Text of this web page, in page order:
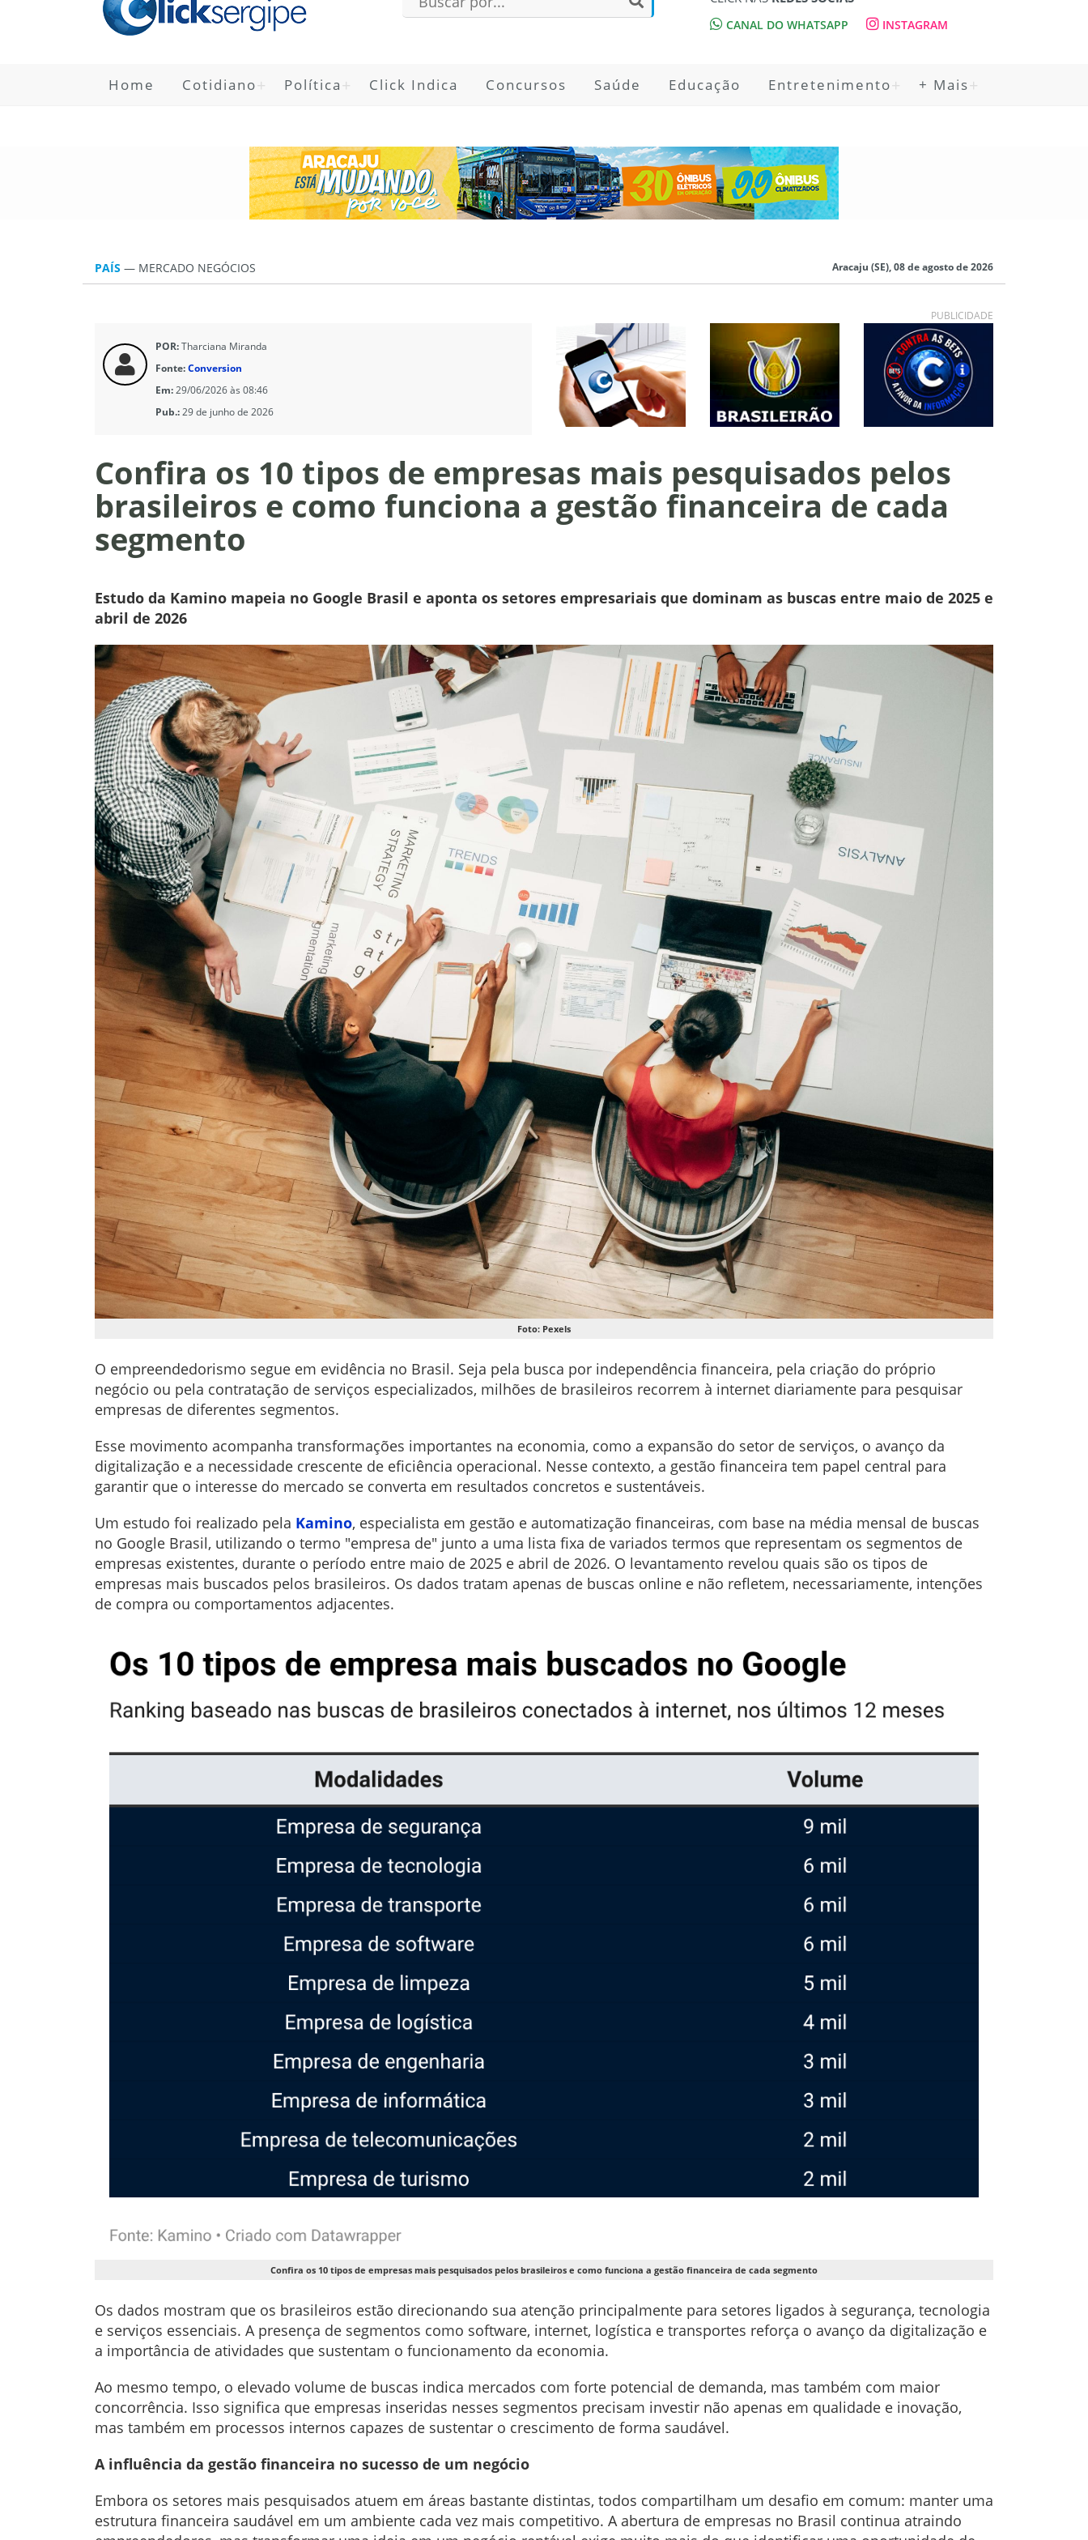
CANAL DO WHATSAPP INSTAGRAM
Home Cotidiano Política Click Indica Concursos Saúde Educação Entretenimento + Mais
PAÍS — MERCADO NEGÓCIOS Aracaju (SE), 08 de agosto de 2026
PUBLICIDADE
POR:Tharciana Miranda
Fonte:Conversion
Em:29/06/2026 às 08:46
Pub.:29 de junho de 2026
Confira os 10 tipos de empresas mais pesquisados pelos
brasileiros e como funciona a gestão financeira de cada
segmento
Estudo da Kamino mapeia no Google Brasil e aponta os setores empresariais que dominam as buscas entre maio de 2025 e
abril de 2026
Foto: Pexels
O empreendedorismo segue em evidência no Brasil. Seja pela busca por independência financeira, pela criação do próprio
negócio ou pela contratação de serviços especializados, milhões de brasileiros recorrem à internet diariamente para pesquisar
empresas de diferentes segmentos.
Esse movimento acompanha transformações importantes na economia, como a expansão do setor de serviços, o avanço da
digitalização e a necessidade crescente de eficiência operacional. Nesse contexto, a gestão financeira tem papel central para
garantir que o interesse do mercado se converta em resultados concretos e sustentáveis.
Um estudo foi realizado pela Kamino, especialista em gestão e automatização financeiras, com base na média mensal de buscas
no Google Brasil, utilizando o termo "empresa de" junto a uma lista fixa de variados termos que representam os segmentos de
empresas existentes, durante o período entre maio de 2025 e abril de 2026. O levantamento revelou quais são os tipos de
empresas mais buscados pelos brasileiros. Os dados tratam apenas de buscas online e não refletem, necessariamente, intenções
de compra ou comportamentos adjacentes.
Confira os 10 tipos de empresas mais pesquisados pelos brasileiros e como funciona a gestão financeira de cada segmento
Os dados mostram que os brasileiros estão direcionando sua atenção principalmente para setores ligados à segurança, tecnologia
e serviços essenciais. A presença de segmentos como software, internet, logística e transportes reforça o avanço da digitalização e
a importância de atividades que sustentam o funcionamento da economia.
Ao mesmo tempo, o elevado volume de buscas indica mercados com forte potencial de demanda, mas também com maior
concorrência. Isso significa que empresas inseridas nesses segmentos precisam investir não apenas em qualidade e inovação,
mas também em processos internos capazes de sustentar o crescimento de forma saudável.
A influência da gestão financeira no sucesso de um negócio
Embora os setores mais pesquisados atuem em áreas bastante distintas, todos compartilham um desafio em comum: manter uma
estrutura financeira saudável em um ambiente cada vez mais competitivo. A abertura de empresas no Brasil continua atraindo